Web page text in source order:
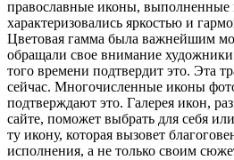
православные иконы, выполненные
характеризовались яркостью и
Цветовая гамма была важнейшим
обращали свое внимание
того времени подтвердит это. Эта
сейчас. Многочисленные иконы
подтверждают это. Галерея икон,
сайте, поможет выбрать для себя
ту икону, которая вызовет
исполнения, а не только своим